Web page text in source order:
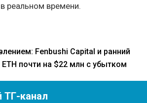
реальном времени.
Fenbushi Capital и ранний
ETH почти на $22 млн с убытком
ТГ-канал